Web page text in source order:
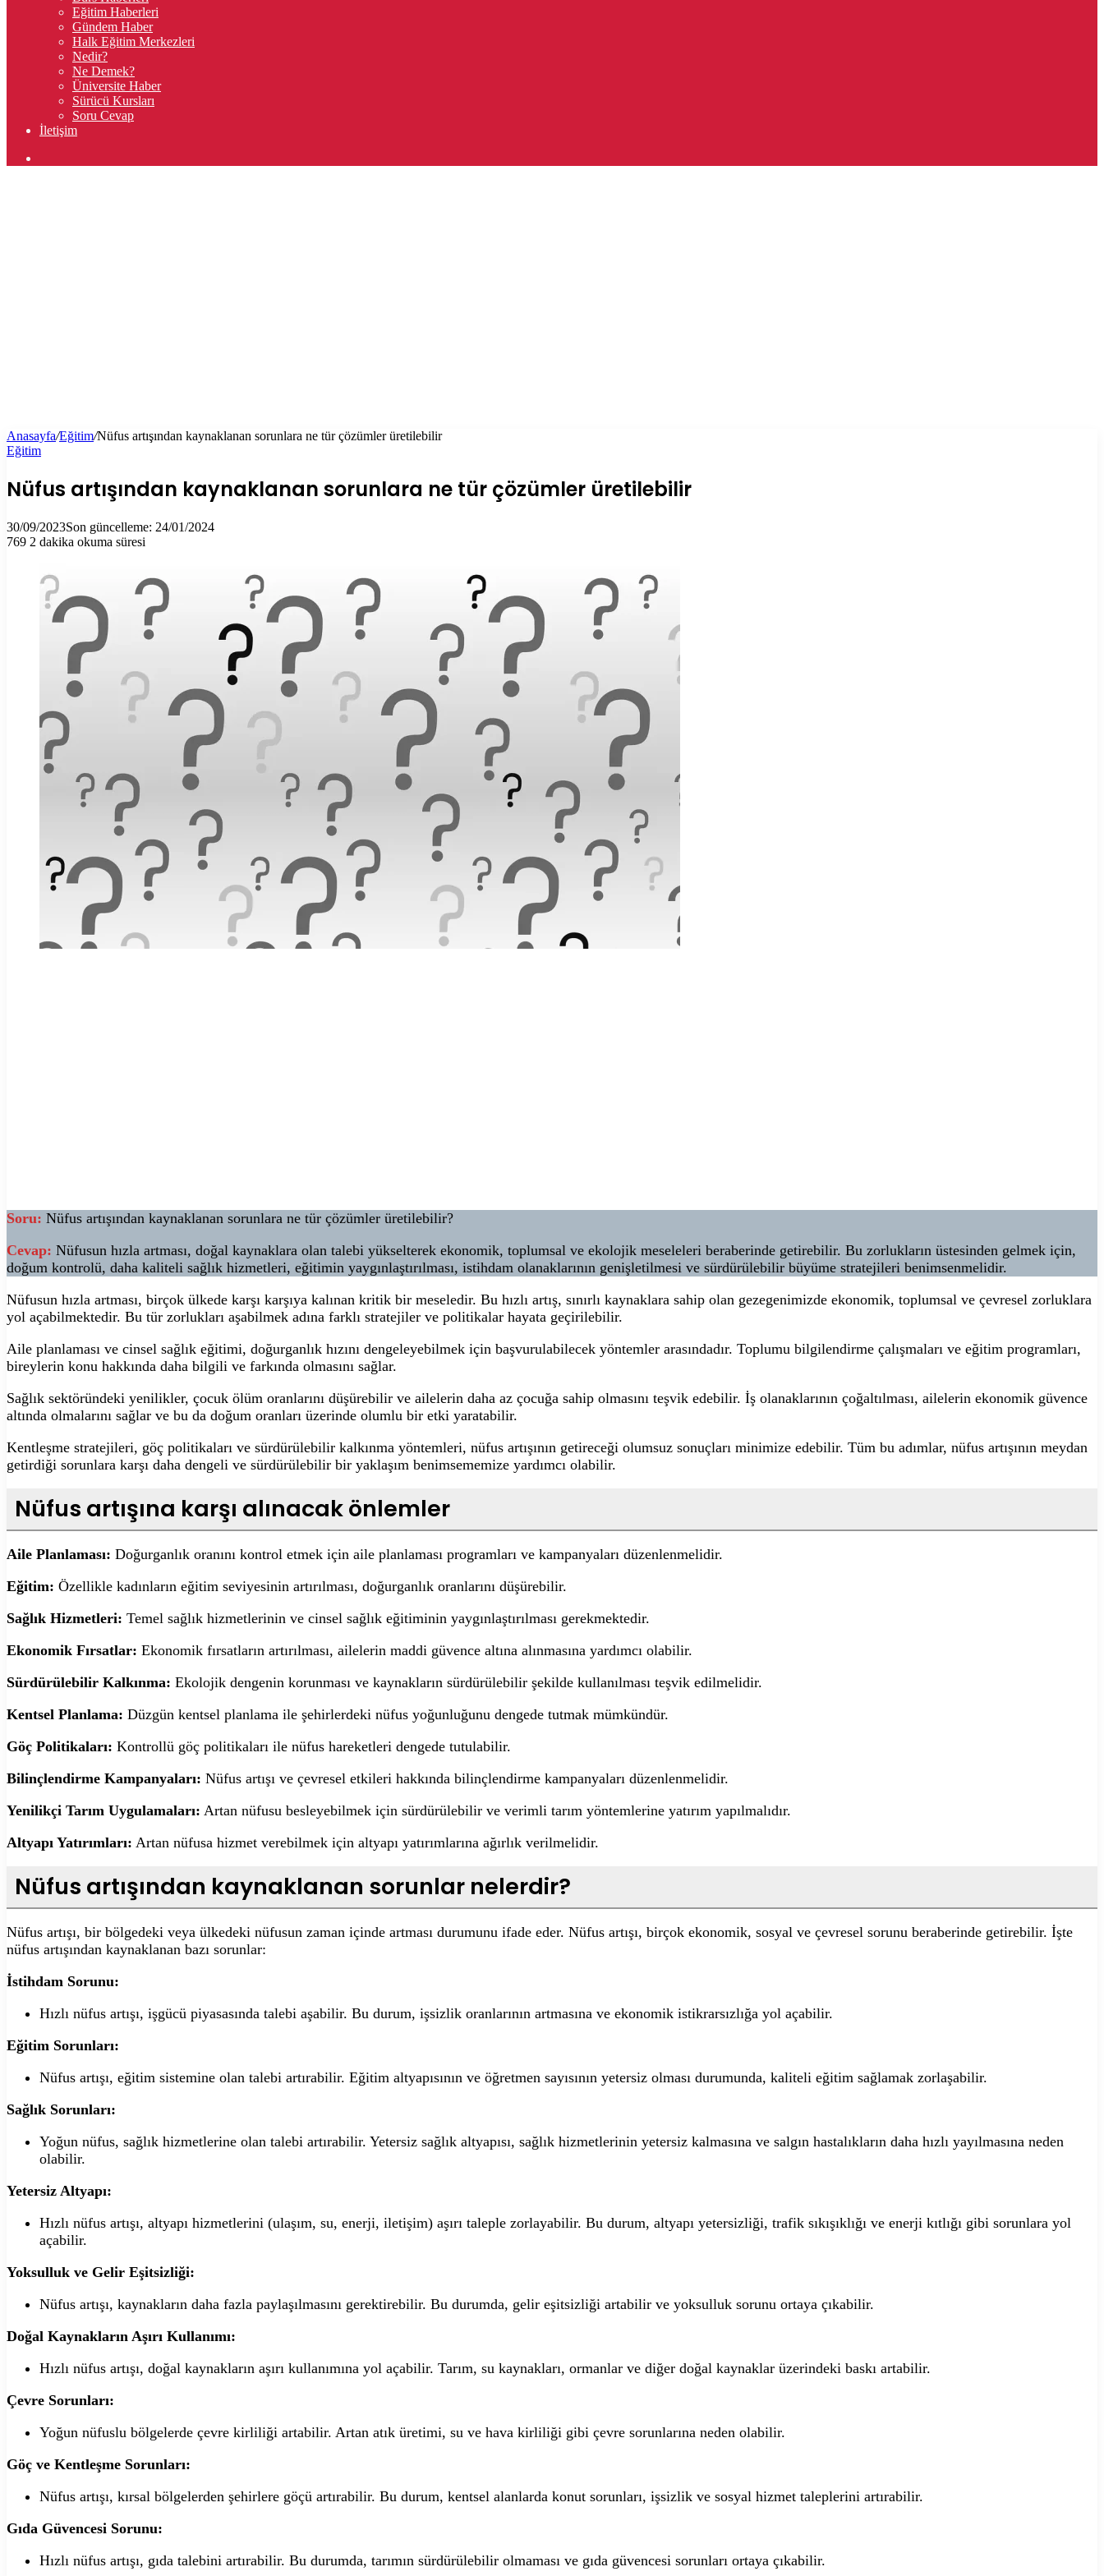
Eğitim Haberleri
Gündem Haber
Halk Eğitim Merkezleri
Nedir?
Ne Demek?
Üniversite Haber
Sürücü Kursları
Soru Cevap
İletişim
Anasayfa/Eğitim/Nüfus artışından kaynaklanan sorunlara ne tür çözümler üretilebilir
Eğitim
Nüfus artışından kaynaklanan sorunlara ne tür çözümler üretilebilir
30/09/2023Son güncelleme: 24/01/2024
769 2 dakika okuma süresi
Soru: Nüfus artışından kaynaklanan sorunlara ne tür çözümler üretilebilir?
Cevap: Nüfusun hızla artması, doğal kaynaklara olan talebi yükselterek ekonomik, toplumsal ve ekolojik meseleleri beraberinde getirebilir. Bu zorlukların üstesinden gelmek için,
doğum kontrolü, daha kaliteli sağlık hizmetleri, eğitimin yaygınlaştırılması, istihdam olanaklarının genişletilmesi ve sürdürülebilir büyüme stratejileri benimsenmelidir.
Nüfusun hızla artması, birçok ülkede karşı karşıya kalınan kritik bir meseledir. Bu hızlı artış, sınırlı kaynaklara sahip olan gezegenimizde ekonomik, toplumsal ve çevresel zorluklara
yol açabilmektedir. Bu tür zorlukları aşabilmek adına farklı stratejiler ve politikalar hayata geçirilebilir.
Aile planlaması ve cinsel sağlık eğitimi, doğurganlık hızını dengeleyebilmek için başvurulabilecek yöntemler arasındadır. Toplumu bilgilendirme çalışmaları ve eğitim programları,
bireylerin konu hakkında daha bilgili ve farkında olmasını sağlar.
Sağlık sektöründeki yenilikler, çocuk ölüm oranlarını düşürebilir ve ailelerin daha az çocuğa sahip olmasını teşvik edebilir. İş olanaklarının çoğaltılması, ailelerin ekonomik güvence
altında olmalarını sağlar ve bu da doğum oranları üzerinde olumlu bir etki yaratabilir.
Kentleşme stratejileri, göç politikaları ve sürdürülebilir kalkınma yöntemleri, nüfus artışının getireceği olumsuz sonuçları minimize edebilir. Tüm bu adımlar, nüfus artışının meydan
getirdiği sorunlara karşı daha dengeli ve sürdürülebilir bir yaklaşım benimsememize yardımcı olabilir.
Nüfus artışına karşı alınacak önlemler
Aile Planlaması: Doğurganlık oranını kontrol etmek için aile planlaması programları ve kampanyaları düzenlenmelidir.
Eğitim: Özellikle kadınların eğitim seviyesinin artırılması, doğurganlık oranlarını düşürebilir.
Sağlık Hizmetleri: Temel sağlık hizmetlerinin ve cinsel sağlık eğitiminin yaygınlaştırılması gerekmektedir.
Ekonomik Fırsatlar: Ekonomik fırsatların artırılması, ailelerin maddi güvence altına alınmasına yardımcı olabilir.
Sürdürülebilir Kalkınma: Ekolojik dengenin korunması ve kaynakların sürdürülebilir şekilde kullanılması teşvik edilmelidir.
Kentsel Planlama: Düzgün kentsel planlama ile şehirlerdeki nüfus yoğunluğunu dengede tutmak mümkündür.
Göç Politikaları: Kontrollü göç politikaları ile nüfus hareketleri dengede tutulabilir.
Bilinçlendirme Kampanyaları: Nüfus artışı ve çevresel etkileri hakkında bilinçlendirme kampanyaları düzenlenmelidir.
Yenilikçi Tarım Uygulamaları: Artan nüfusu besleyebilmek için sürdürülebilir ve verimli tarım yöntemlerine yatırım yapılmalıdır.
Altyapı Yatırımları: Artan nüfusa hizmet verebilmek için altyapı yatırımlarına ağırlık verilmelidir.
Nüfus artışından kaynaklanan sorunlar nelerdir?
Nüfus artışı, bir bölgedeki veya ülkedeki nüfusun zaman içinde artması durumunu ifade eder. Nüfus artışı, birçok ekonomik, sosyal ve çevresel sorunu beraberinde getirebilir. İşte
nüfus artışından kaynaklanan bazı sorunlar:
İstihdam Sorunu:
Hızlı nüfus artışı, işgücü piyasasında talebi aşabilir. Bu durum, işsizlik oranlarının artmasına ve ekonomik istikrarsızlığa yol açabilir.
Eğitim Sorunları:
Nüfus artışı, eğitim sistemine olan talebi artırabilir. Eğitim altyapısının ve öğretmen sayısının yetersiz olması durumunda, kaliteli eğitim sağlamak zorlaşabilir.
Sağlık Sorunları:
Yoğun nüfus, sağlık hizmetlerine olan talebi artırabilir. Yetersiz sağlık altyapısı, sağlık hizmetlerinin yetersiz kalmasına ve salgın hastalıkların daha hızlı yayılmasına neden
olabilir.
Yetersiz Altyapı:
Hızlı nüfus artışı, altyapı hizmetlerini (ulaşım, su, enerji, iletişim) aşırı taleple zorlayabilir. Bu durum, altyapı yetersizliği, trafik sıkışıklığı ve enerji kıtlığı gibi sorunlara yol
açabilir.
Yoksulluk ve Gelir Eşitsizliği:
Nüfus artışı, kaynakların daha fazla paylaşılmasını gerektirebilir. Bu durumda, gelir eşitsizliği artabilir ve yoksulluk sorunu ortaya çıkabilir.
Doğal Kaynakların Aşırı Kullanımı:
Hızlı nüfus artışı, doğal kaynakların aşırı kullanımına yol açabilir. Tarım, su kaynakları, ormanlar ve diğer doğal kaynaklar üzerindeki baskı artabilir.
Çevre Sorunları:
Yoğun nüfuslu bölgelerde çevre kirliliği artabilir. Artan atık üretimi, su ve hava kirliliği gibi çevre sorunlarına neden olabilir.
Göç ve Kentleşme Sorunları:
Nüfus artışı, kırsal bölgelerden şehirlere göçü artırabilir. Bu durum, kentsel alanlarda konut sorunları, işsizlik ve sosyal hizmet taleplerini artırabilir.
Gıda Güvencesi Sorunu:
Hızlı nüfus artışı, gıda talebini artırabilir. Bu durumda, tarımın sürdürülebilir olmaması ve gıda güvencesi sorunları ortaya çıkabilir.